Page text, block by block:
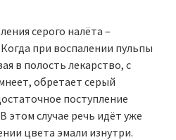
серого налёта –
при воспалении пульпы
в полость лекарство, с
обретает серый
поступление
этом случае речь идёт уже
цвета эмали изнутри.